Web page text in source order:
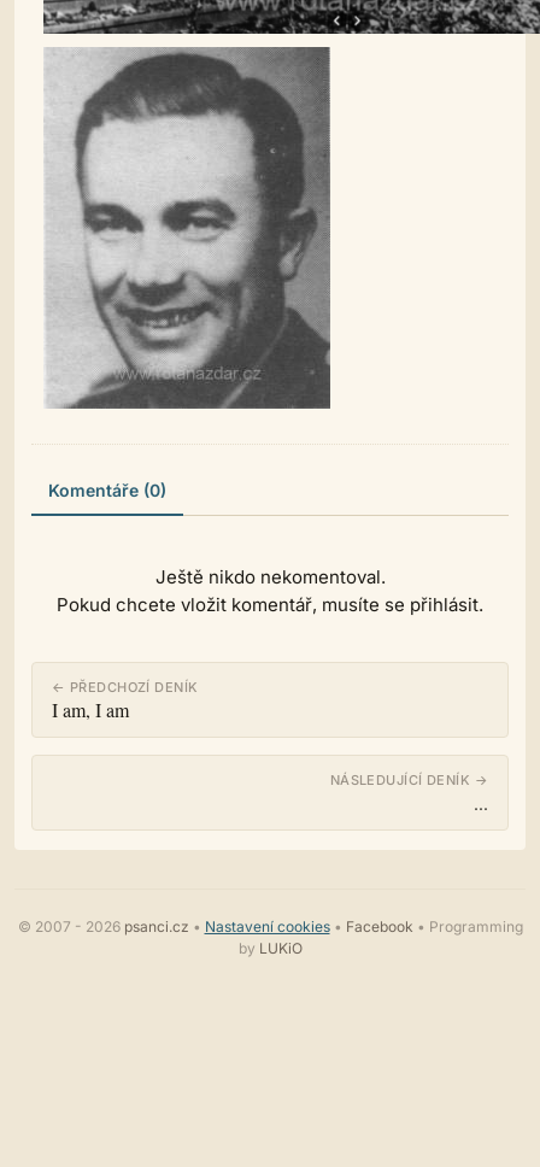
Komentáře (0)
Ještě nikdo nekomentoval.
Pokud chcete vložit komentář, musíte se přihlásit.
← PŘEDCHOZÍ DENÍK
I am, I am
NÁSLEDUJÍCÍ DENÍK →
...
© 2007 - 2026 psanci.cz • Nastavení cookies• Facebook • Programming
by LUKiO